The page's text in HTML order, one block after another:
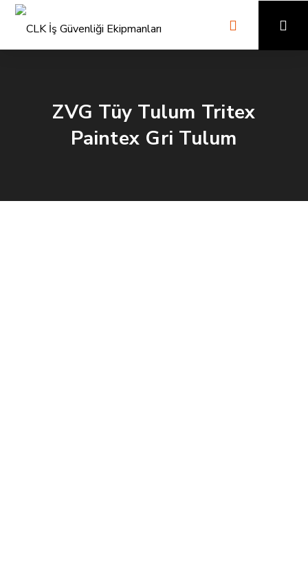
ZVG Tüy Tulum Tritex
Paintex Gri Tulum